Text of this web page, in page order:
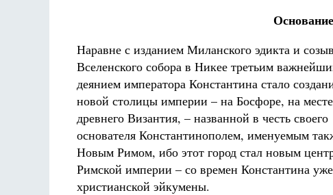
Наравне с изданием Миланского эдикта и
Вселенского собора в Никее третьим
деянием императора Константина стало
новой столицы империи – на Босфоре, на месте
древнего Византия, – названной в честь своего
основателя Константинополем, именуемым
Новым Римом, ибо этот город стал новым
Римской империи – со времен Константина уже
христианской эйкумены.